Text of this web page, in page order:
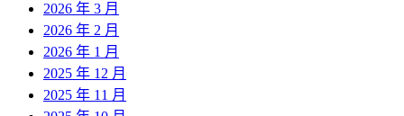
2026 年 3 月
2026 年 2 月
2026 年 1 月
2025 年 12 月
2025 年 11 月